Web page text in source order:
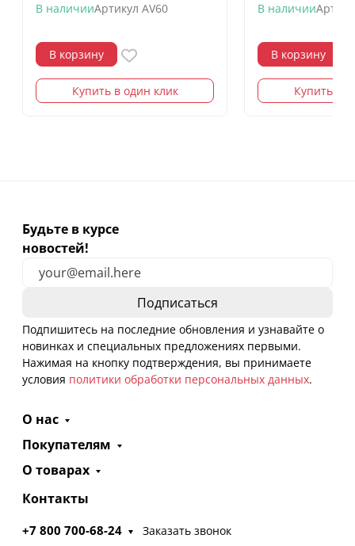
В наличииАртикул AV60
В корзину
Купить в один клик
В наличии
В корзину
Купить в
Будьте в курсе
новостей!
Подпишитесь на последние обновления и узнавайте о
новинках и специальных предложениях первыми.
Нажимая на кнопку подтверждения, вы принимаете
условия политики обработки персональных данных.
О нас
Покупателям
О товарах
Контакты
+7 800 700-68-24 Заказать звонок